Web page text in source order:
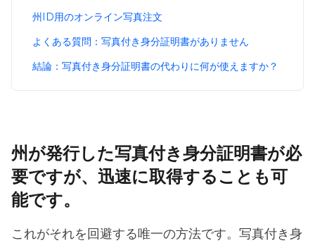
州ID用のオンライン写真注文
よくある質問：写真付き身分証明書がありません
結論：写真付き身分証明書の代わりに何が使えますか？
州が発行した写真付き身分証明書が必
要ですが、迅速に取得することも可
能です。
これがそれを回避する唯一の方法です。写真付き身